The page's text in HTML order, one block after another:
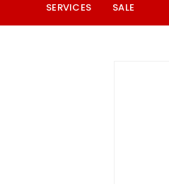
SERVICES SALE